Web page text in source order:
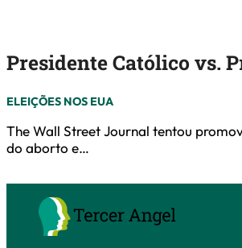
Presidente Católico vs.
ELEIÇÕES NOS EUA
The Wall Street Journal tentou
do aborto e…